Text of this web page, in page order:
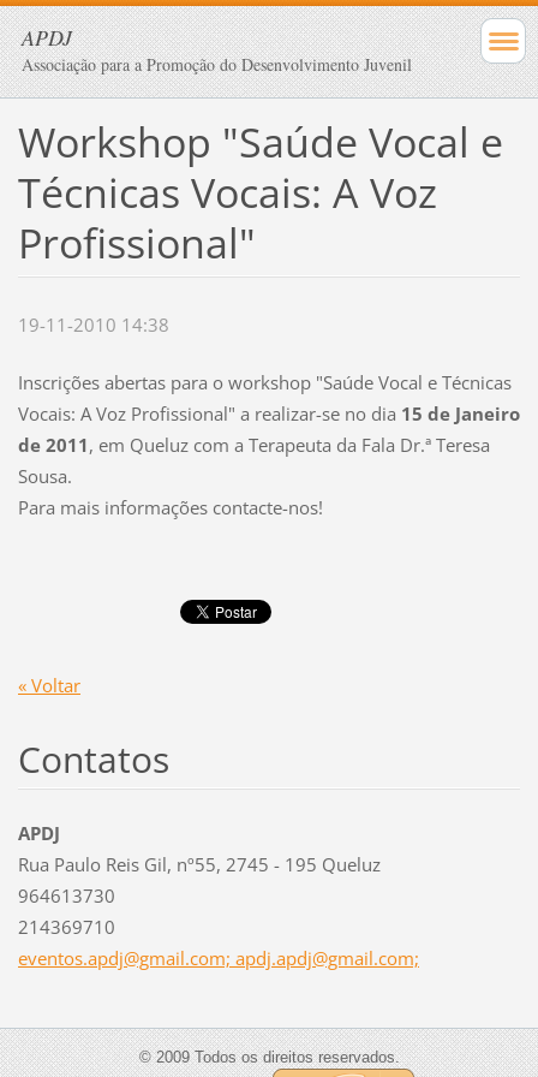
APDJ
Associação para a Promoção do Desenvolvimento Juvenil
Workshop "Saúde Vocal e
Técnicas Vocais: A Voz
Profissional"
19-11-2010 14:38
Inscrições abertas para o workshop "Saúde Vocal e Técnicas
Vocais: A Voz Profissional" a realizar-se no dia 15 de Janeiro
de 2011, em Queluz com a Terapeuta da Fala Dr.ª Teresa
Sousa.
Para mais informações contacte-nos!
« Voltar
Contatos
APDJ
Rua Paulo Reis Gil, nº55, 2745 - 195 Queluz
964613730
214369710
eventos.apdj@gmail.com; apdj.apdj@gmail.com;
© 2009 Todos os direitos reservados.